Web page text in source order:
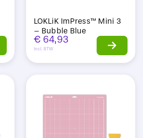
LOKLiK ImPress™ Mini 3
– Bubble Blue
€64,93
Incl. BTW